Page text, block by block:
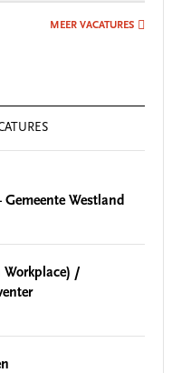
MEER VACATURES
Westland
Workplace) /